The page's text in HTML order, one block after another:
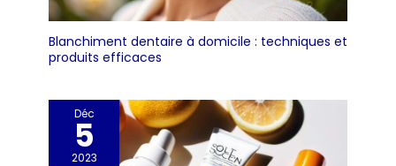
Blanchiment dentaire à domicile : techniques et
produits efficaces
Déc
5
2023